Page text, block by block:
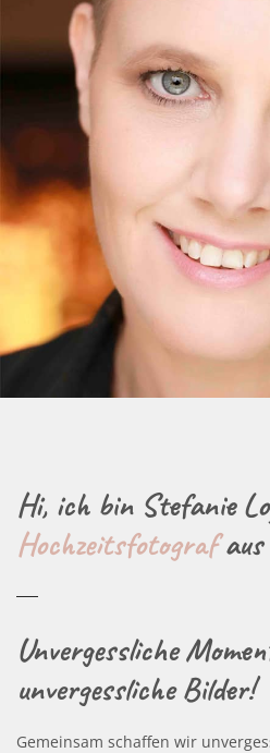
Hi, ich bin Stefanie
Hochzeitsfotografaus
Unvergessliche
unvergessliche Bilder!
Gemeinsam schaffen wir